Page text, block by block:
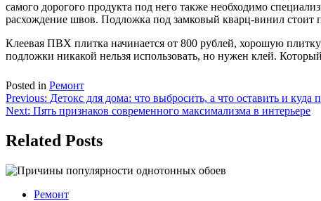
самого дорогого продукта под него также необходимо
расхождение швов. Подложка под замковый кварц-винил стоит
Клеевая ПВХ плитка начинается от 800 рублей, хорошую
подложки никакой нельзя использовать, но нужен клей.
Posted in Ремонт
Навигация
по
записям
Previous: Детокс для дома: что выбросить, а что оставить и куда
Next: Пять признаков современного максимализма в интерьере
Related Posts
Ремонт